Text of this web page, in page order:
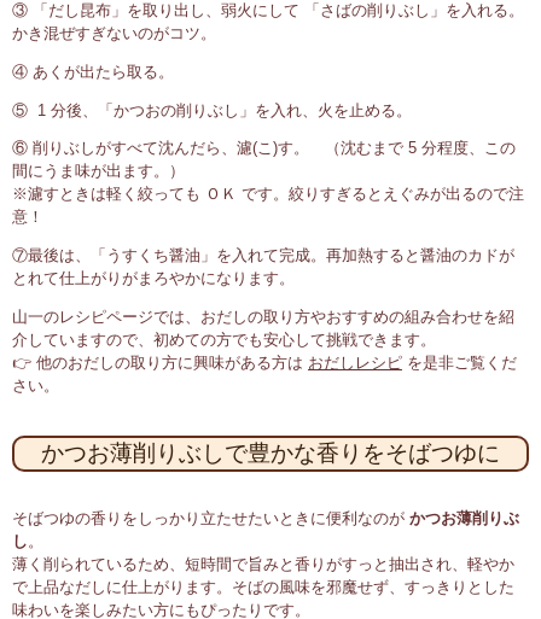
③ 「だし昆布」を取り出し、弱火にして 「さばの削りぶし」を入れる。
かき混ぜすぎないのがコツ。
④ あくが出たら取る。
⑤ 1 分後、「かつおの削りぶし」を入れ、火を止める。
⑥ 削りぶしがすべて沈んだら、濾(こ)す。 （沈むまで 5 分程度、この
間にうま味が出ます。）
※濾すときは軽く絞っても ＯＫ です。絞りすぎるとえぐみが出るので注
意！
⑦最後は、「うすくち醤油」を入れて完成。再加熱すると醤油のカドが
とれて仕上がりがまろやかになります。
山一のレシピページでは、おだしの取り方やおすすめの組み合わせを紹
介していますので、初めての方でも安心して挑戦できます。
👉 他のおだしの取り方に興味がある方は おだしレシピ を是非ご覧くだ
さい。
かつお薄削りぶしで豊かな香りをそばつゆに
そばつゆの香りをしっかり立たせたいときに便利なのが かつお薄削りぶ
し 。
薄く削られているため、短時間で旨みと香りがすっと抽出され、軽やか
で上品なだしに仕上がります。そばの風味を邪魔せず、すっきりとした
味わいを楽しみたい方にもぴったりです。